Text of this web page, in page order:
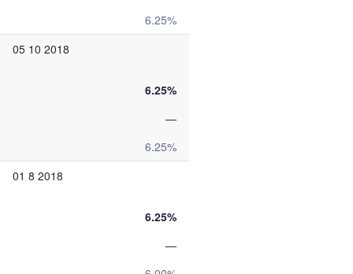
6.25%
05 10 2018
6.25%
—
6.25%
01 8 2018
6.25%
—